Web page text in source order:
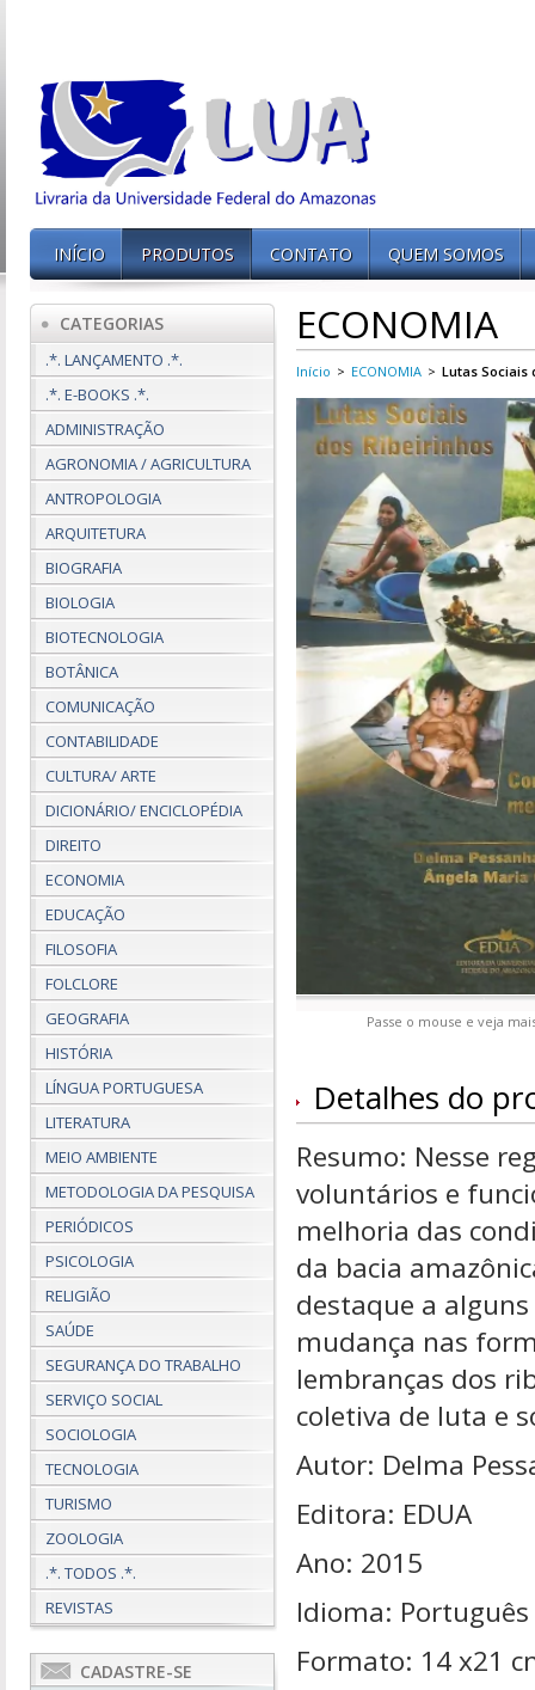
INÍCIO PRODUTOS CONTATO QUEM SOMOS
CATEGORIAS
.*. LANÇAMENTO .*.
.*. E-BOOKS .*.
ADMINISTRAÇÃO
AGRONOMIA / AGRICULTURA
ANTROPOLOGIA
ARQUITETURA
BIOGRAFIA
BIOLOGIA
BIOTECNOLOGIA
BOTÂNICA
COMUNICAÇÃO
CONTABILIDADE
CULTURA/ ARTE
DICIONÁRIO/ ENCICLOPÉDIA
DIREITO
ECONOMIA
EDUCAÇÃO
FILOSOFIA
FOLCLORE
GEOGRAFIA
HISTÓRIA
LÍNGUA PORTUGUESA
LITERATURA
MEIO AMBIENTE
METODOLOGIA DA PESQUISA
PERIÓDICOS
PSICOLOGIA
RELIGIÃO
SAÚDE
SEGURANÇA DO TRABALHO
SERVIÇO SOCIAL
SOCIOLOGIA
TECNOLOGIA
TURISMO
ZOOLOGIA
.*. TODOS .*.
REVISTAS
CADASTRE-SE
ECONOMIA
Início > ECONOMIA > Lutas Sociais
Passe o mouse e veja
Detalhes do
Resumo: Nesse
voluntários e
melhoria das
da bacia
destaque a
mudança nas
lembranças dos
coletiva de luta e
Autor: Delma
Editora: EDUA
Ano: 2015
Idioma: Português
Formato: 14 x21